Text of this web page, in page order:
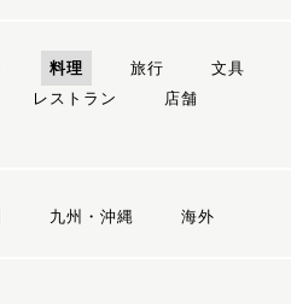
料理 旅行
文具
レストラン
店舗
九州・沖縄 海外